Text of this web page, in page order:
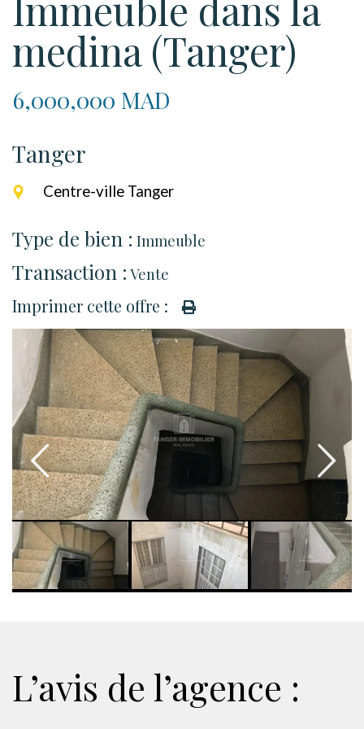
medina (Tanger)
6,000,000 MAD
Tanger
Centre-ville Tanger
Type de bien : Immeuble
Transaction : Vente
Imprimer cette offre :
L’avis de l’agence :